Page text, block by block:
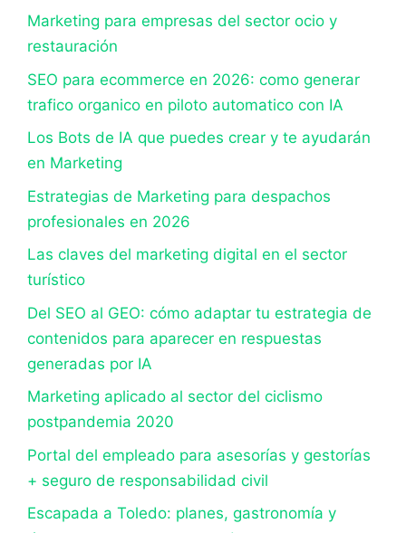
Marketing para empresas del sector ocio y
restauración
SEO para ecommerce en 2026: como generar
trafico organico en piloto automatico con IA
Los Bots de IA que puedes crear y te ayudarán
en Marketing
Estrategias de Marketing para despachos
profesionales en 2026
Las claves del marketing digital en el sector
turístico
Del SEO al GEO: cómo adaptar tu estrategia de
contenidos para aparecer en respuestas
generadas por IA
Marketing aplicado al sector del ciclismo
postpandemia 2020
Portal del empleado para asesorías y gestorías
+ seguro de responsabilidad civil
Escapada a Toledo: planes, gastronomía y